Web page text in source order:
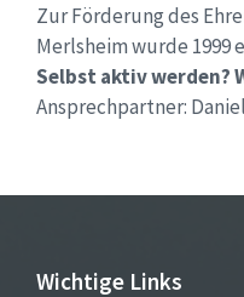
Zur Förderung des
Merlsheim wurde 1999
Selbst aktiv werden?
Ansprechpartner:
Wichtige Links